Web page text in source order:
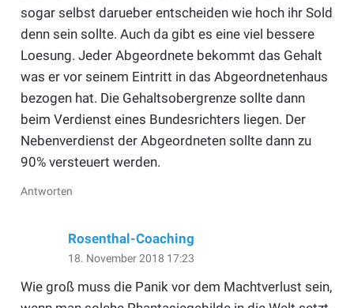
sogar selbst darueber entscheiden wie hoch ihr Sold
denn sein sollte. Auch da gibt es eine viel bessere
Loesung. Jeder Abgeordnete bekommt das Gehalt
was er vor seinem Eintritt in das Abgeordnetenhaus
bezogen hat. Die Gehaltsobergrenze sollte dann
beim Verdienst eines Bundesrichters liegen. Der
Nebenverdienst der Abgeordneten sollte dann zu
90% versteuert werden.
Antworten
Rosenthal-Coaching
18. November 2018 17:23
Wie groß muss die Panik vor dem Machtverlust sein,